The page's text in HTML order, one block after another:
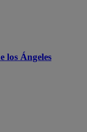
los Ángeles